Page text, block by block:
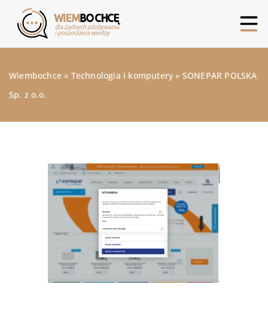
Wiembochce » Technologia i komputery » SONEPAR POLSKA
Sp. z o.o.